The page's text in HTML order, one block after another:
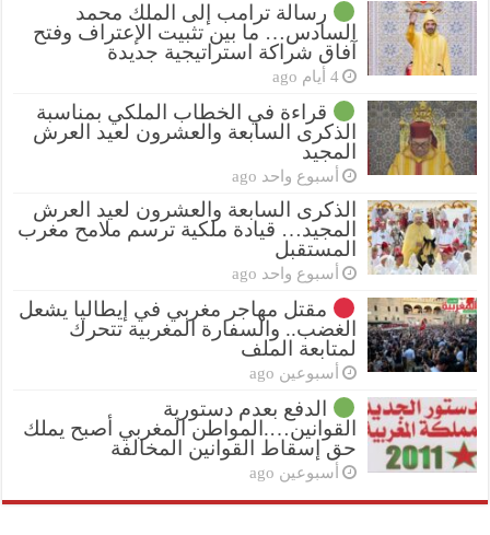
رسالة ترامب إلى الملك محمد
السادس… ما بين تثبيت الإعتراف وفتح
آفاق شراكة استراتيجية جديدة
4 أيام ago
قراءة في الخطاب الملكي بمناسبة
الذكرى السابعة والعشرون لعيد العرش
المجيد
أسبوع واحد ago
الذكرى السابعة والعشرون لعيد العرش
المجيد… قيادة ملكية ترسم ملامح مغرب
المستقبل
أسبوع واحد ago
مقتل مهاجر مغربي في إيطاليا يشعل
الغضب.. والسفارة المغربية تتحرك
لمتابعة الملف
أسبوعين ago
الدفع بعدم دستورية
القوانين….المواطن المغربي أصبح يملك
حق إسقاط القوانين المخالفة
أسبوعين ago